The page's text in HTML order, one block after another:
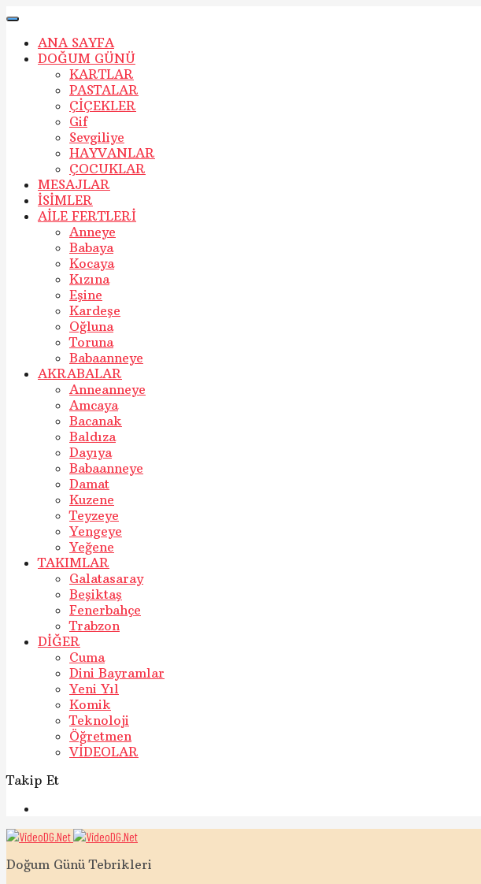
ANA SAYFA
DOĞUM GÜNÜ
KARTLAR
PASTALAR
ÇİÇEKLER
Gif
Sevgiliye
HAYVANLAR
ÇOCUKLAR
MESAJLAR
İSİMLER
AİLE FERTLERİ
Anneye
Babaya
Kocaya
Kızına
Eşine
Kardeşe
Oğluna
Toruna
Babaanneye
AKRABALAR
Anneanneye
Amcaya
Bacanak
Baldıza
Dayıya
Babaanneye
Damat
Kuzene
Teyzeye
Yengeye
Yeğene
TAKIMLAR
Galatasaray
Beşiktaş
Fenerbahçe
Trabzon
DİĞER
Cuma
Dini Bayramlar
Yeni Yıl
Komik
Teknoloji
Öğretmen
VİDEOLAR
Takip Et
Doğum Günü Tebrikleri